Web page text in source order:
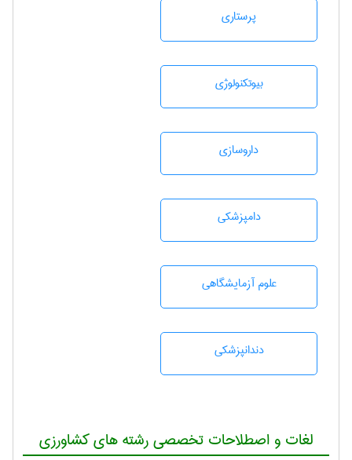
پرستاری
بيوتكنولوژی
داروسازی
دامپزشكی
علوم آزمايشگاهی
دندانپزشكی
لغات و اصطلاحات تخصصی رشته های کشاورزی